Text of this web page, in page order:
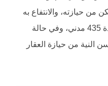
حيازته، والانتفاع به
بغير حائل، وذلك طبقا لنص المادة 435 مدني، وفي حالة
النية من حيازة العقار